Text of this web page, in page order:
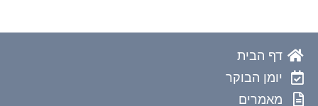
דף הבית
יומן הבוקר
מאמרים